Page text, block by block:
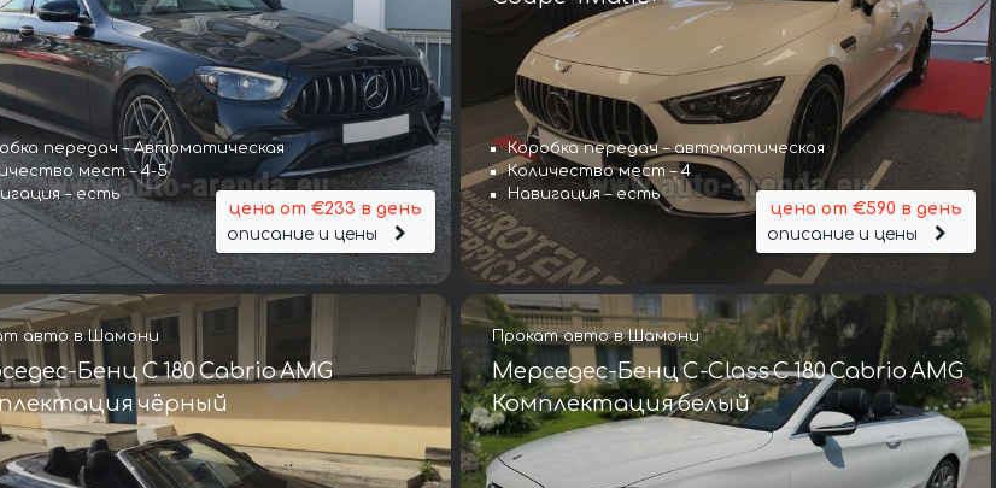
передач – Автоматическая
мест – 4-5
– есть
цена от €233 в день
описание и цены
Коробка передач – автоматическая
Количество мест – 4
Навигация – есть
цена от €590 в день
описание и цены
авто в Шамони
Бенц C 180 Cabrio AMG
чёрный
Прокат авто в Шамони
Мерседес-Бенц C-Class C 180 Cabrio AMG
Комплектация белый